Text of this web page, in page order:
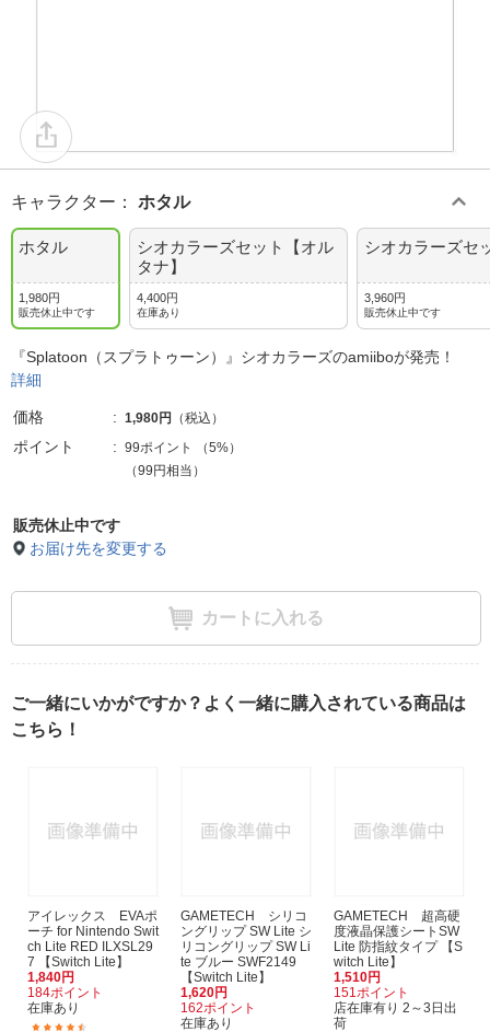
キャラクター ： ホタル
ホタル
1,980円
販売休止中です
シオカラーズセット【オル
タナ】
4,400円
在庫あり
シオカラーズセ
3,960円
販売休止中です
『Splatoon（スプラトゥーン）』シオカラーズのamiiboが発売！
詳細
価格 1,980円 （税込）
ポイント 99ポイント （5%）
（99円相当）
販売休止中です
お届け先を変更する
カートに入れる
ご一緒にいかがですか？よく一緒に購入されている商品は
こちら！
アイレックス EVAポ
ーチ for Nintendo Swit
ch Lite RED ILXSL29
7 【Switch Lite】
1,840円
184ポイント
在庫あり
GAMETECH シリコ
ングリップ SW Lite シ
リコングリップ SW Li
te ブルー SWF2149
【Switch Lite】
1,620円
162ポイント
在庫あり
GAMETECH 超高硬
度液晶保護シートSW
Lite 防指紋タイプ 【S
witch Lite】
1,510円
151ポイント
店在庫有り 2～3日出
荷